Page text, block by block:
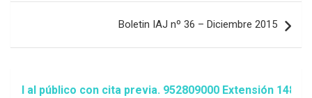
Boletin IAJ nº 36 – Diciembre 2015
con cita previa. 952809000 Extensión 1481/1486 ó